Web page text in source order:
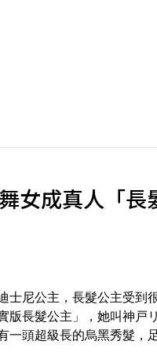
女成真人「
士尼公主，長髮公主受到
版長髮公主」，她叫神
一頭超級長的烏黑秀髮，